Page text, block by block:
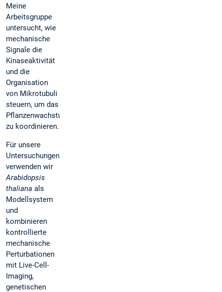
Meine
Arbeitsgruppe
untersucht, wie
mechanische
Signale die
Kinaseaktivität
und die
Organisation
von Mikrotubuli
steuern, um das
Pflanzenwachstum
zu koordinieren.
Für unsere
Untersuchungen
verwenden wir
Arabidopsis
thaliana als
Modellsystem
und
kombinieren
kontrollierte
mechanische
Perturbationen
mit Live-Cell-
Imaging,
genetischen